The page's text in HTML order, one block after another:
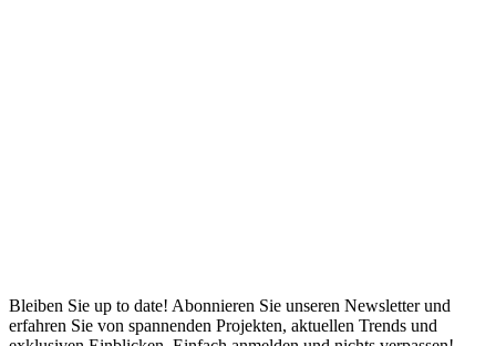
Bleiben Sie up to date! Abonnieren Sie unseren Newsletter und
erfahren Sie von spannenden Projekten, aktuellen Trends und